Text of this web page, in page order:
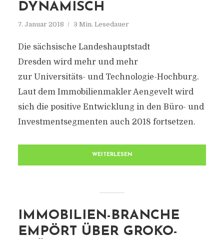
DYNAMISCH
7. Januar 2018 3 Min. Lesedauer
Die sächsische Landeshauptstadt
Dresden wird mehr und mehr
zur Universitäts- und Technologie-Hochburg.
Laut dem Immobilienmakler Aengevelt wird
sich die positive Entwicklung in den Büro- und
Investmentsegmenten auch 2018 fortsetzen.
WEITERLESEN
IMMOBILIEN-BRANCHE
EMPÖRT ÜBER GROKO-